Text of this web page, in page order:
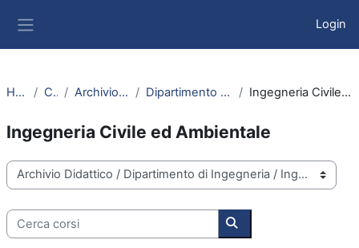
Login
Home Corsi Archivio Didattico Dipartimento di Ingegneria Ingegneria Civile ed Ambientale
Ingegneria Civile ed Ambientale
Categorie di corso
Cerca corsi
Cerca corsi